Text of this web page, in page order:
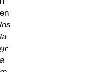
en
Ins
ta
gr
a